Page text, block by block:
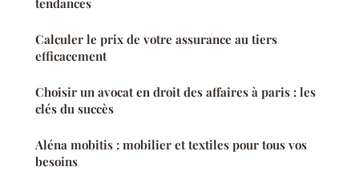
Calculer le prix de votre assurance au tiers
efficacement
Choisir un avocat en droit des affaires à paris : les
clés du succès
Aléna mobitis : mobilier et textiles pour tous vos
besoins